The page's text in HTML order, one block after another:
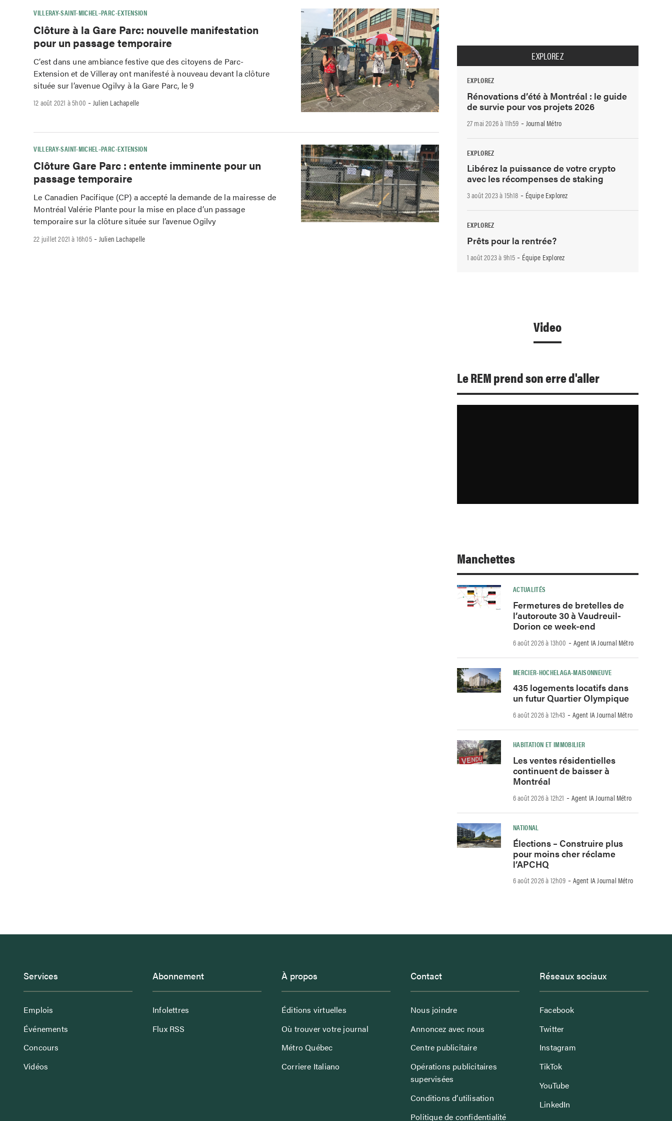
VILLERAY–SAINT-MICHEL–PARC-EXTENSION
Clôture à la Gare Parc: nouvelle manifestation
pour un passage temporaire
C’est dans une ambiance festive que des citoyens de Parc-
Extension et de Villeray ont manifesté à nouveau devant la clôture
située sur l’avenue Ogilvy à la Gare Parc, le 9
12 août 2021 à 5h00 -Julien Lachapelle
VILLERAY–SAINT-MICHEL–PARC-EXTENSION
Clôture Gare Parc : entente imminente pour un
passage temporaire
Le Canadien Pacifique (CP) a accepté la demande de la mairesse de
Montréal Valérie Plante pour la mise en place d’un passage
temporaire sur la clôture située sur l’avenue Ogilvy
22 juillet 2021 à 16h05- Julien Lachapelle
EXPLOREZ
EXPLOREZ
Rénovations d’été à Montréal : le guide
de survie pour vos projets 2026
27 mai 2026 à 11h59 - Journal Métro
EXPLOREZ
Libérez la puissance de votre crypto
avec les récompenses de staking
3 août 2023 à 15h18 - Équipe Explorez
EXPLOREZ
Prêts pour la rentrée?
1 août 2023 à 9h15 - Équipe Explorez
Video
Le REM prend son erre d'aller
Manchettes
ACTUALITÉS
Fermetures de bretelles de
l’autoroute 30 à Vaudreuil-
Dorion ce week-end
6 août 2026 à 13h00 -Agent IA Journal Métro
MERCIER-HOCHELAGA-MAISONNEUVE
435 logements locatifs dans
un futur Quartier Olympique
6 août 2026 à 12h43 -Agent IA Journal Métro
HABITATION ET IMMOBILIER
Les ventes résidentielles
continuent de baisser à
Montréal
6 août 2026 à 12h21 -Agent IA Journal Métro
NATIONAL
Élections – Construire plus
pour moins cher réclame
l’APCHQ
6 août 2026 à 12h09 -Agent IA Journal Métro
Services
Emplois
Événements
Concours
Vidéos
Abonnement
Infolettres
Flux RSS
À propos
Éditions virtuelles
Où trouver votre journal
Métro Québec
Corriere Italiano
Contact
Nous joindre
Annoncez avec nous
Centre publicitaire
Opérations publicitaires
supervisées
Conditions d’utilisation
Politique de confidentialité
Réseaux sociaux
Facebook
Twitter
Instagram
TikTok
YouTube
LinkedIn